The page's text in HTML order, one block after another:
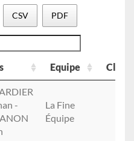
CSV PDF
Equipe
Club
-
La Fine
Équipe